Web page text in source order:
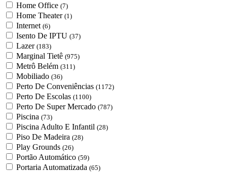
Home Office (7)
Home Theater (1)
Internet (6)
Isento De IPTU (37)
Lazer (183)
Marginal Tietê (975)
Metrô Belém (311)
Mobiliado (36)
Perto De Conveniências (1172)
Perto De Escolas (1100)
Perto De Super Mercado (787)
Piscina (73)
Piscina Adulto E Infantil (28)
Piso De Madeira (28)
Play Grounds (26)
Portão Automático (59)
Portaria Automatizada (65)